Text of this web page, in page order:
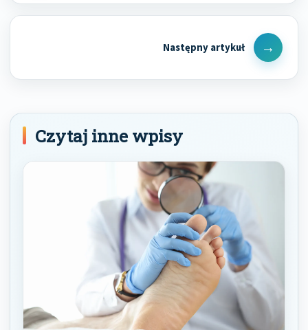
Next
Post
Czytaj inne wpisy